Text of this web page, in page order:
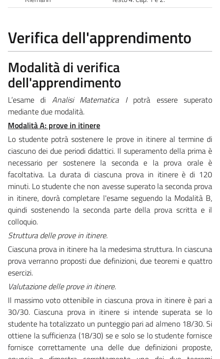
Verifica dell'apprendimento
Modalità di verifica
dell'apprendimento
L’esame di Analisi Matematica Ipotrà essere superato
mediante due modalità.
Modalità A: prove in itinere
Lo studente potrà sostenere le prove in itinere al termine di
ciascuno dei due periodi didattici. Il superamento della prima è
necessario per sostenere la seconda e la prova orale è
facoltativa. La durata di ciascuna prova in itinere è di 120
minuti. Lo studente che non avesse superato la seconda prova
in itinere, dovrà completare l'esame seguendo la Modalità B,
quindi sostenendo la seconda parte della prova scritta e il
colloquio.
Struttura delle prove in itinere.
Ciascuna prova in itinere ha la medesima struttura. In ciascuna
prova verranno proposti due definizioni, due teoremi e quattro
esercizi.
Valutazione delle prove in itinere.
Il massimo voto ottenibile in ciascuna prova in itinere è pari a
30/30. Ciascuna prova in itinere si intende superata se lo
studente ha totalizzato un punteggio pari ad almeno 18/30. Si
ottiene la sufficienza (18/30) se e solo se lo studente fornisce
fornisce correttamente una delle due definizioni proposte,